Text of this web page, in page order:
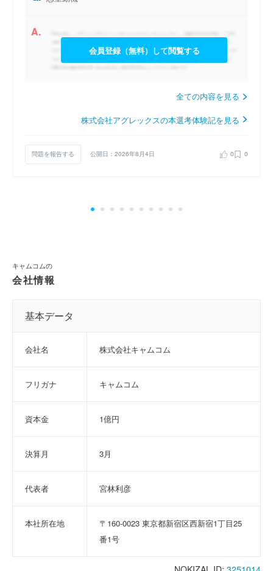
A.
会員登録（無料）して閲覧する
全ての内容を見る
株式会社アグレックスの本選考体験記を見る
問題を報告する 公開日：2026年8月4日 0 0
キャムコムの
会社情報
基本データ
会社名 株式会社キャムコム
フリガナ キャムコム
資本金 1億円
決算月 3月
代表者 宮林利彦
本社所在地
〒160-0023 東京都新宿区西新宿1丁目25
番1号